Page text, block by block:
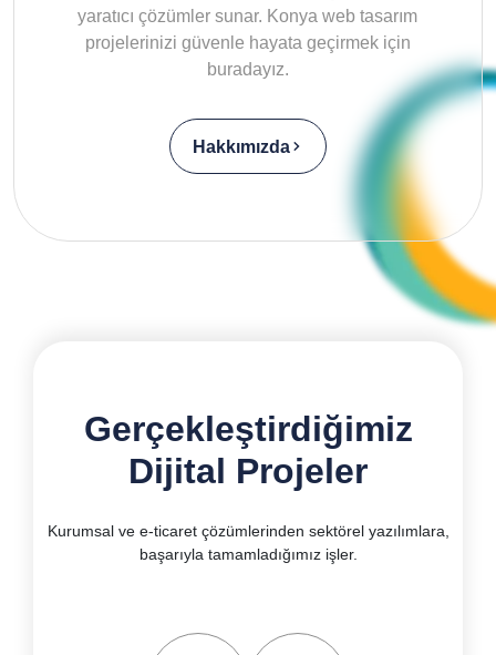
yaratıcı çözümler sunar. Konya web tasarım
projelerinizi güvenle hayata geçirmek için
buradayız.
Hakkımızda
Gerçekleştirdiğimiz
Dijital Projeler
Kurumsal ve e-ticaret çözümlerinden sektörel yazılımlara,
başarıyla tamamladığımız işler.